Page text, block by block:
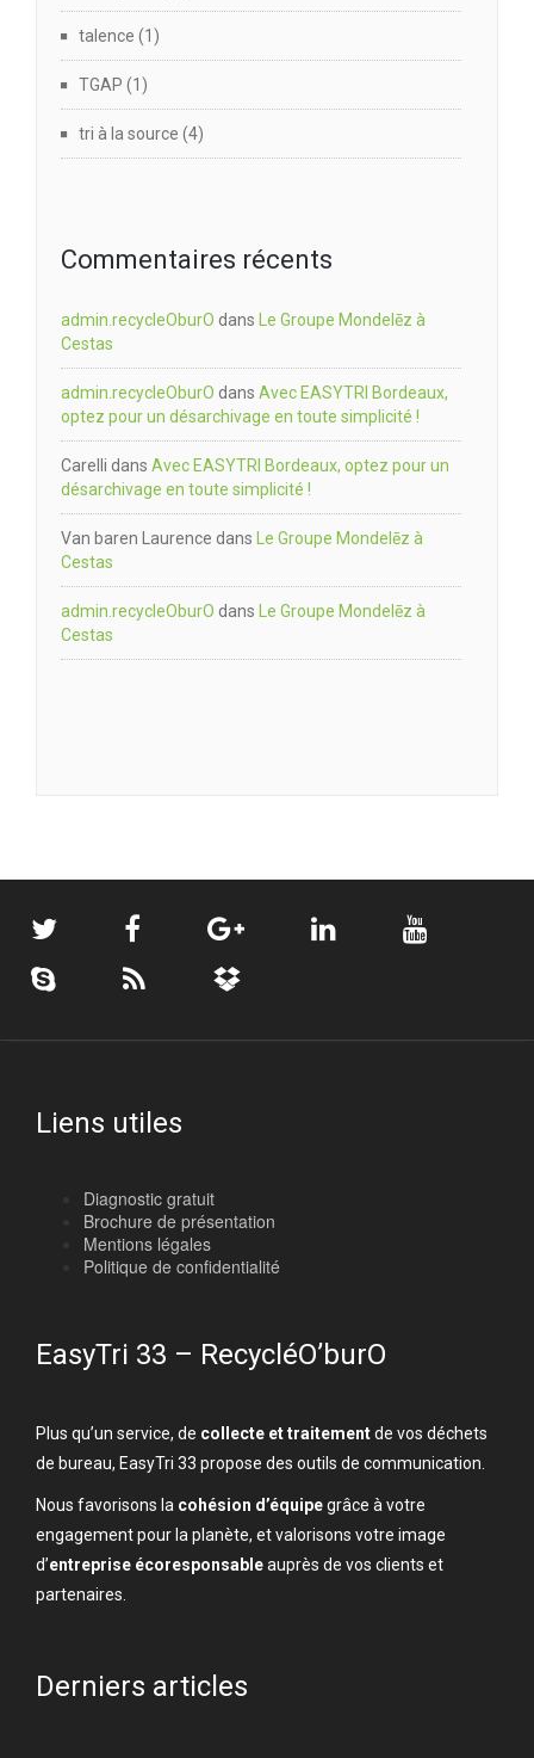
talence (1)
TGAP (1)
tri à la source (4)
Commentaires récents
admin.recycleOburO dans
Le Groupe Mondelēz à
Cestas
admin.recycleOburO dans Avec EASYTRI Bordeaux,
optez pour un désarchivage en toute simplicité !
Carelli dans Avec EASYTRI Bordeaux, optez pour un
désarchivage en toute simplicité !
Van baren Laurence dans
Le Groupe Mondelēz à
Cestas
admin.recycleOburO dans
Le Groupe Mondelēz à
Cestas
Liens utiles
Diagnostic gratuit
Brochure de présentation
Mentions légales
Politique de confidentialité
EasyTri 33 – RecycléO’burO
Plus qu’un service, de collecte et traitementde vos déchets
de bureau, EasyTri 33 propose des outils de communication.
Nous favorisons la cohésion d’équipegrâce à votre
engagement pour la planète, et valorisons votre image
d’entreprise écoresponsableauprès de vos clients et
partenaires.
Derniers articles